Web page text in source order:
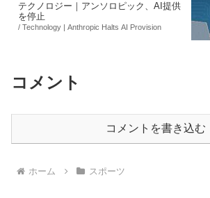
テクノロジー｜アンソロピック、AI提供
を停止
/ Technology | Anthropic Halts AI Provision
コメント
コメントを書き込む
ホーム スポーツ